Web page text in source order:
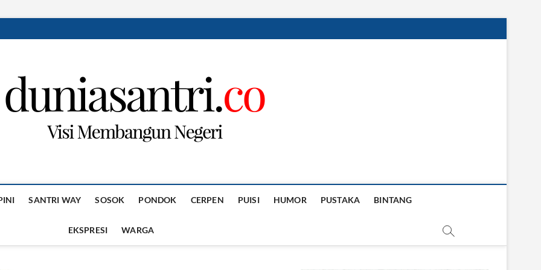
SANTRI WAY SOSOK PONDOK CERPEN PUISI HUMOR PUSTAKA BINTANG
EKSPRESI WARGA